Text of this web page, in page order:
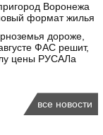
Воронежа
формат жилья
дороже,
ФАС решит,
цены РУСАЛа
все новости